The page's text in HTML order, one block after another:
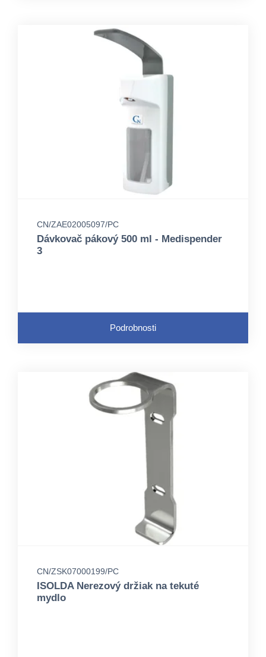
CN/ZAE02005097/PC
Dávkovač pákový 500 ml - Medispender
3
Podrobnosti
CN/ZSK07000199/PC
ISOLDA Nerezový držiak na tekuté
mydlo